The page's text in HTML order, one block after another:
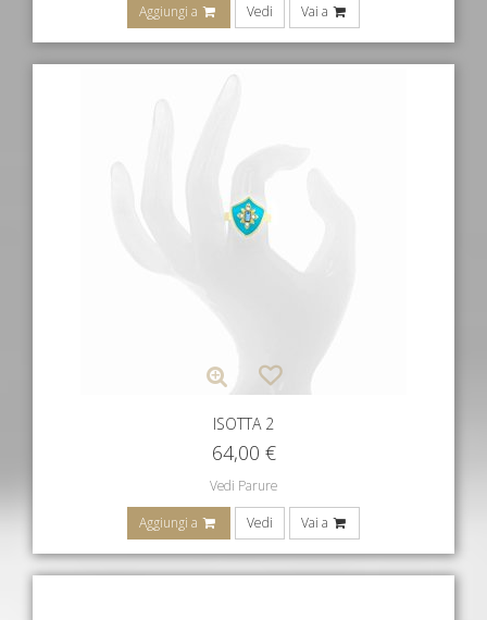
Aggiungi a Vedi Vai a
ISOTTA 2
64,00 €
Vedi Parure
Aggiungi a Vedi Vai a